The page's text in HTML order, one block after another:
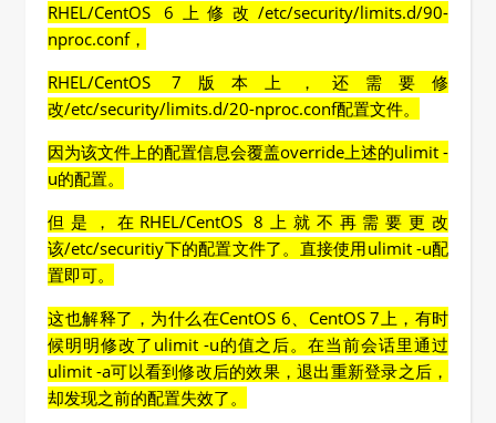
RHEL/CentOS 6上修改/etc/security/limits.d/90-
nproc.conf，
RHEL/CentOS 7版本上，还需要修
改/etc/security/limits.d/20-nproc.conf配置文件。
因为该文件上的配置信息会覆盖override上述的ulimit -
u的配置。
但是，在RHEL/CentOS 8上就不再需要更改
该/etc/securitiy下的配置文件了。直接使用ulimit -u配
置即可。
这也解释了，为什么在CentOS 6、CentOS 7上，有时
候明明修改了ulimit -u的值之后。在当前会话里通过
ulimit -a可以看到修改后的效果，退出重新登录之后，
却发现之前的配置失效了。